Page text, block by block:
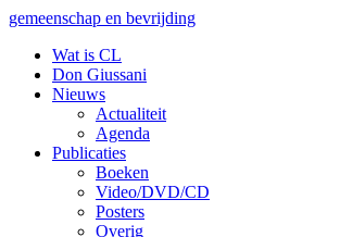
gemeenschap en bevrijding
Wat is CL
Don Giussani
Nieuws
Actualiteit
Agenda
Publicaties
Boeken
Video/DVD/CD
Posters
Overig